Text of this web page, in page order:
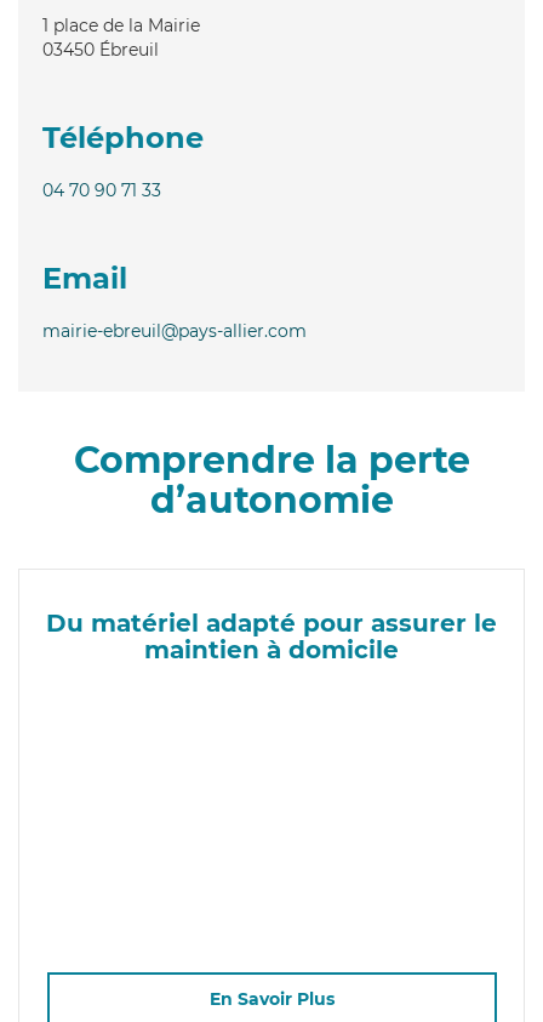
1 place de la Mairie
03450 Ébreuil
Téléphone
04 70 90 71 33
Email
mairie-ebreuil@pays-allier.com
Comprendre la perte
d’autonomie
Du matériel adapté pour assurer le
maintien à domicile
En Savoir Plus